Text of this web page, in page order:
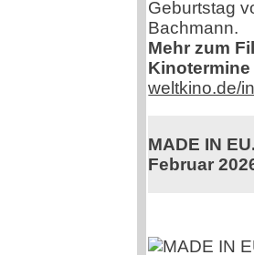
Geburtstag
Bachmann.
Mehr zum
weltkino.de/
MADE IN
Februar